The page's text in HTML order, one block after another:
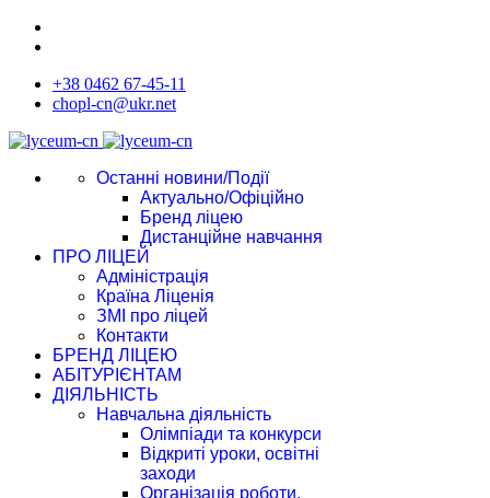
+38 0462 67-45-11
chopl-cn@ukr.net
Останні новини/Події
Актуально/Офіційно
Бренд ліцею
Дистанційне навчання
ПРО ЛІЦЕЙ
Адміністрація
Країна Ліценія
ЗМІ про ліцей
Контакти
БРЕНД ЛІЦЕЮ
АБІТУРІЄНТАМ
ДІЯЛЬНІСТЬ
Навчальна діяльність
Олімпіади та конкурси
Відкриті уроки, освітні
заходи
Організація роботи,